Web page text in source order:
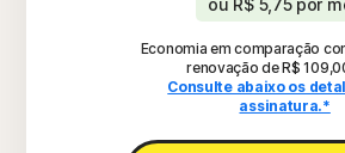
ou R$ 5,75 por
Economia em comparação
renovação de R$
Consulte abaixo os
assinatura.*